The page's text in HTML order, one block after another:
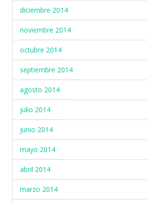
diciembre 2014
noviembre 2014
octubre 2014
septiembre 2014
agosto 2014
julio 2014
junio 2014
mayo 2014
abril 2014
marzo 2014